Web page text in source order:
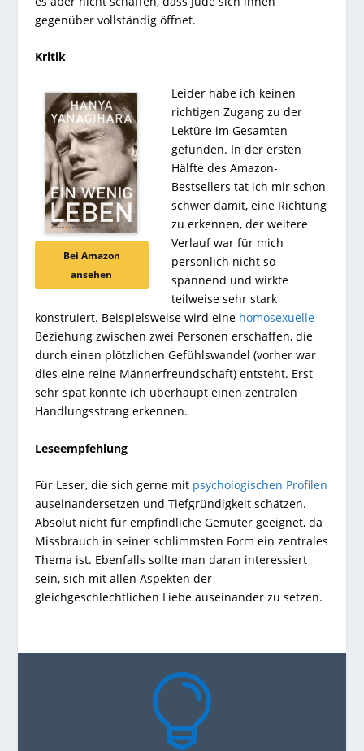
gegenüber vollständig öffnet.
Kritik
Bei Amazon
ansehen
Leider habe ich keinen
richtigen Zugang zu der
Lektüre im Gesamten
gefunden. In der ersten
Hälfte des Amazon-
Bestsellers tat ich mir schon
schwer damit, eine Richtung
zu erkennen, der weitere
Verlauf war für mich
persönlich nicht so
spannend und wirkte
teilweise sehr stark
konstruiert. Beispielsweise wird eine homosexuelle
Beziehung zwischen zwei Personen erschaffen, die
durch einen plötzlichen Gefühlswandel (vorher war
dies eine reine Männerfreundschaft) entsteht. Erst
sehr spät konnte ich überhaupt einen zentralen
Handlungsstrang erkennen.
Leseempfehlung
Für Leser, die sich gerne mit psychologischen Profilen
auseinandersetzen und Tiefgründigkeit schätzen.
Absolut nicht für empfindliche Gemüter geeignet, da
Missbrauch in seiner schlimmsten Form ein zentrales
Thema ist. Ebenfalls sollte man daran interessiert
sein, sich mit allen Aspekten der
gleichgeschlechtlichen Liebe auseinander zu setzen.
